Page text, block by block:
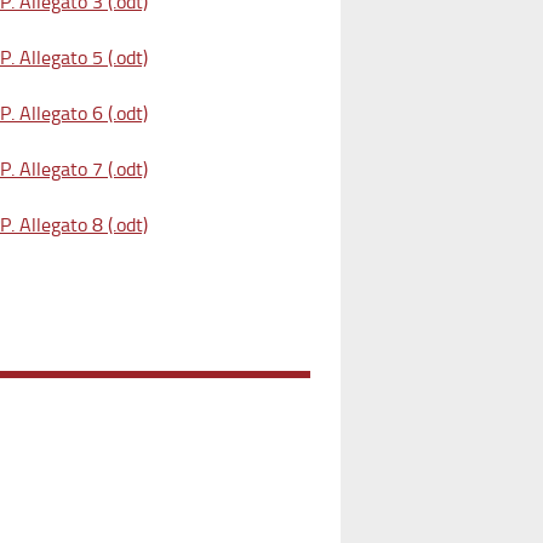
Allegato 5 (.odt)
Allegato 6 (.odt)
Allegato 7 (.odt)
Allegato 8 (.odt)